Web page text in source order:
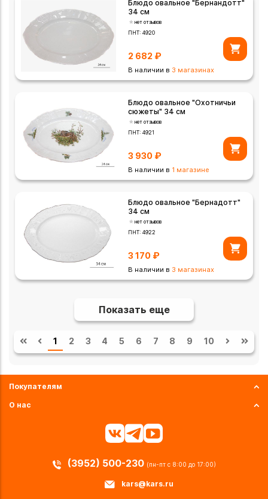
Блюдо овальное "Бернандотт"
34 см
нет отзывов
ПНТ:4920
2 682 ₽
В наличии в 3 магазинах
Блюдо овальное "Охотничьи
сюжеты" 34 см
нет отзывов
ПНТ:4921
3 930 ₽
В наличии в 1 магазине
Блюдо овальное "Бернадотт"
34 см
нет отзывов
ПНТ:4922
3 170 ₽
В наличии в 3 магазинах
Показать еще
1 2 3 4 5 6 7 8 9 10
Покупателям
О нас
(3952) 500-230 (пн-пт с 8:00 до 17:00)
kars@kars.ru